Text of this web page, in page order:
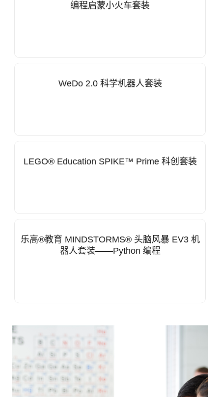
编程启蒙小火车套装
WeDo 2.0 科学机器人套装
LEGO® Education SPIKE™ Prime 科创套装
乐高®教育 MINDSTORMS® 头脑风暴 EV3 机
器人套装——Python 编程